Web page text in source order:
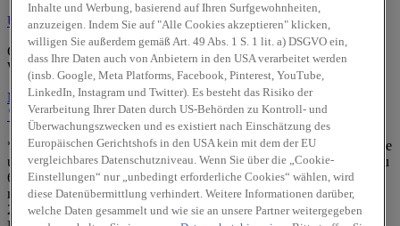
Über unsÜber uns
Geprüfte Gebrauchtwagen:
Wir sind offiziellerHyundai PromisePartner.
Mehr erfahren
Standort
Kontakt 09971/200970Anrufen
Unser Team
** Die staatl. Förderung ist für rein batterieelektrische Neufahrzeuge
und bestimmte Plug-in-Hybrid-Neufahrzeuge (CO₂-Emission bis zu
60 g CO₂/km (Typgenehmigungswert) oder elektrische Reichweite
mind. 80 km) der EU-Fahrzeugklasse M1, die ab dem 1. Januar
2026 erstmals in Deutschland zugelassen werden, für
Inhalte und Werbung, basierend auf Ihren Surfgewohnheiten,
anzuzeigen. Indem Sie auf "Alle Cookies akzeptieren" klicken,
willigen Sie außerdem gemäß Art. 49 Abs. 1 S. 1 lit. a) DSGVO ein,
dass Ihre Daten auch von Anbietern in den USA verarbeitet werden
(insb. Google, Meta Platforms, Facebook, Pinterest, YouTube,
LinkedIn, Instagram und Twitter). Es besteht das Risiko der
Verarbeitung Ihrer Daten durch US-Behörden zu Kontroll- und
Überwachungszwecken und es existiert nach Einschätzung des
Europäischen Gerichtshofs in den USA kein mit dem der EU
vergleichbares Datenschutzniveau. Wenn Sie über die „Cookie-
Einstellungen“ nur „unbedingt erforderliche Cookies“ wählen, wird
diese Datenübermittlung verhindert. Weitere Informationen darüber,
welche Daten gesammelt und wie sie an unsere Partner weitergegeben